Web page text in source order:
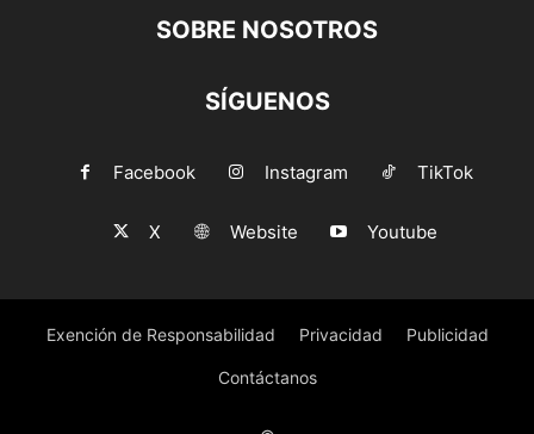
SOBRE NOSOTROS
SÍGUENOS
Facebook Instagram TikTok
X Website Youtube
Exención de Responsabilidad Privacidad Publicidad
Contáctanos